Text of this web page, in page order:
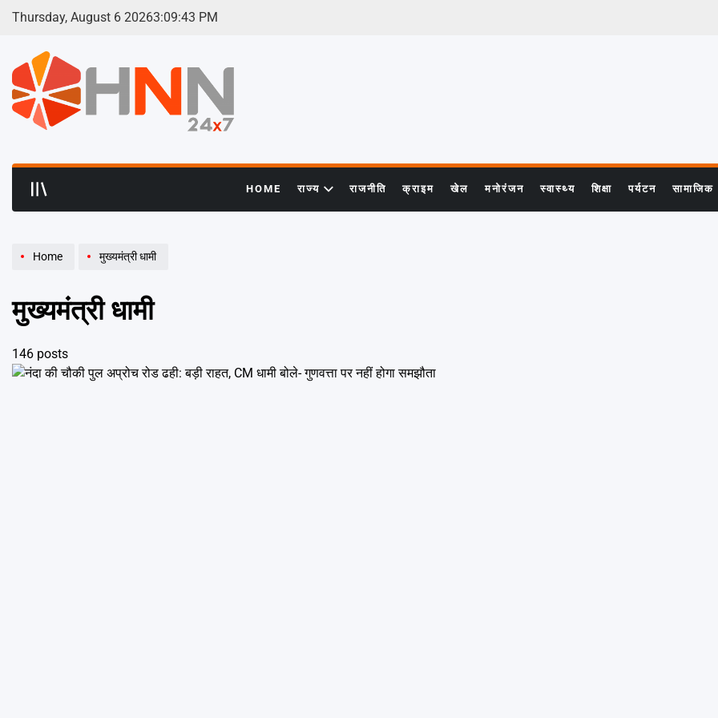
Skip
Thursday, August 6 20263:09:44 PM
HOME राज्य राजनीति क्राइम खेल मनोरंजन स्वास्थ्य शिक्षा पर्यटन सामाजिक
Home मुख्यमंत्री धामी
मुख्यमंत्री धामी
146 posts